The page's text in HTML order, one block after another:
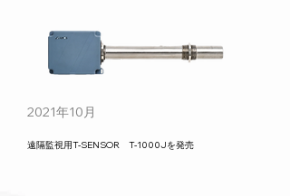
2021年10月
遠隔監視用T-SENSOR T-1000Jを発売